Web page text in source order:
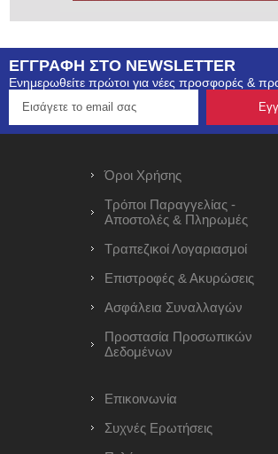
ΕΓΓΡΑΦΗ ΣΤΟ NEWSLETTER
Ενημερωθείτε πρώτοι για νέες προσφορές &
Όροι Χρήσης
Τρόποι Παραγγελίας -
Αποστολές & Πληρωμές
Τραπεζικοί Λογαριασμοί
Επιστροφές & Ακυρώσεις
Ασφάλεια Συναλλαγών
Προστασία Προσωπικών
Δεδομένων
Επικοινωνία
Συχνές Ερωτήσεις